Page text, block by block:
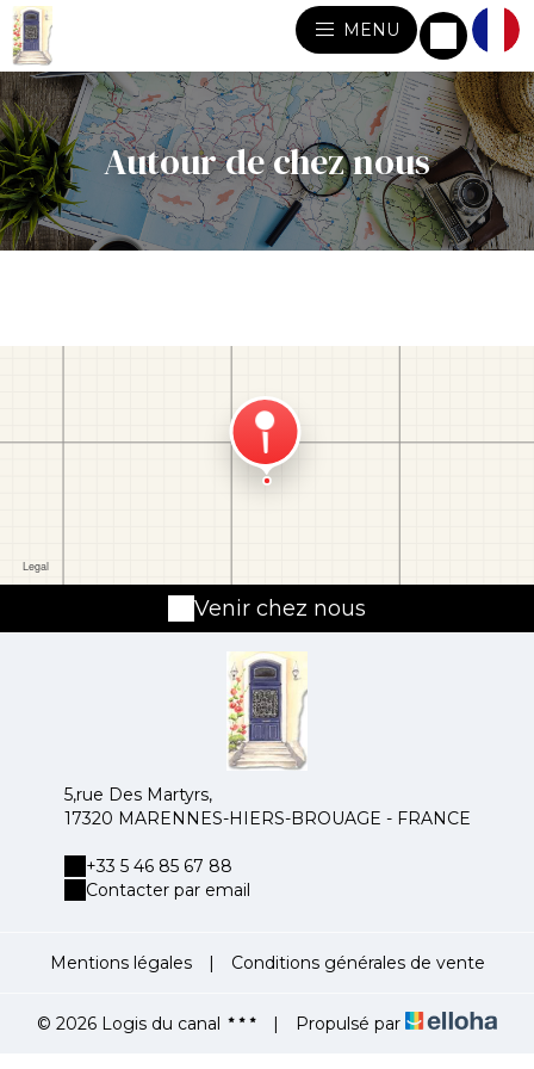
MENU
Autour de chez nous
Venir chez nous
5,rue Des Martyrs,
17320 MARENNES-HIERS-BROUAGE - FRANCE
+33 5 46 85 67 88
Contacter par email
Mentions légales | Conditions générales de vente
© 2026 Logis du canal | Propulsé par